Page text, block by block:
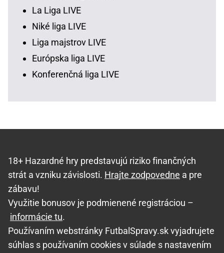
La Liga LIVE
Niké liga LIVE
Liga majstrov LIVE
Európska liga LIVE
Konferenčná liga LIVE
18+ Hazardné hry predstavujú riziko finančných
strát a vzniku závislosti. Hrajte zodpovedne a pre
zábavu!
Využitie bonusov je podmienené registráciou –
informácie tu.
Používaním webstránky FutbalSpravy.sk vyjadrujete
súhlas s používaním cookies v súlade s nastavením